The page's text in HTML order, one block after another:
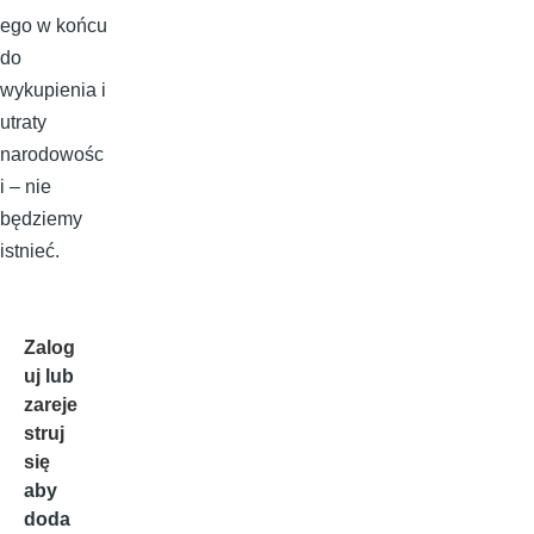
ego w końcu
do
wykupienia i
utraty
narodowośc
i – nie
będziemy
istnieć.
Zalog
uj lub
zareje
struj
się
aby
doda